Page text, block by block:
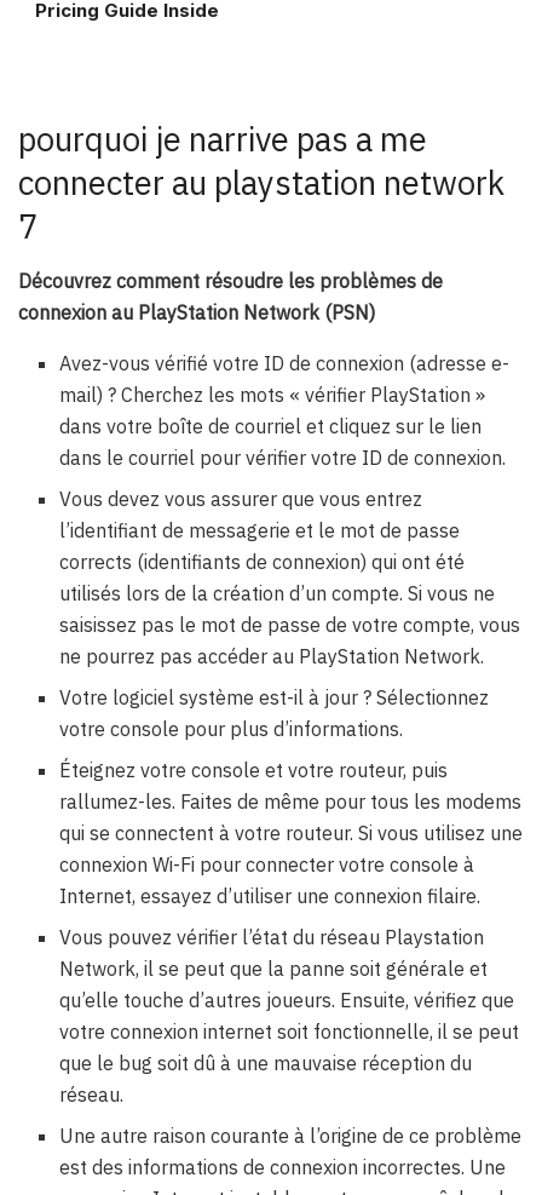
Pricing Guide Inside
pourquoi je narrive pas a me
connecter au playstation network
7
Découvrez comment résoudre les problèmes de
connexion au PlayStation Network (PSN)
Avez-vous vérifié votre ID de connexion (adresse e-
mail) ? Cherchez les mots « vérifier PlayStation »
dans votre boîte de courriel et cliquez sur le lien
dans le courriel pour vérifier votre ID de connexion.
Vous devez vous assurer que vous entrez
l’identifiant de messagerie et le mot de passe
corrects (identifiants de connexion) qui ont été
utilisés lors de la création d’un compte. Si vous ne
saisissez pas le mot de passe de votre compte, vous
ne pourrez pas accéder au PlayStation Network.
Votre logiciel système est-il à jour ? Sélectionnez
votre console pour plus d’informations.
Éteignez votre console et votre routeur, puis
rallumez-les. Faites de même pour tous les modems
qui se connectent à votre routeur. Si vous utilisez une
connexion Wi-Fi pour connecter votre console à
Internet, essayez d’utiliser une connexion filaire.
Vous pouvez vérifier l’état du réseau Playstation
Network, il se peut que la panne soit générale et
qu’elle touche d’autres joueurs. Ensuite, vérifiez que
votre connexion internet soit fonctionnelle, il se peut
que le bug soit dû à une mauvaise réception du
réseau.
Une autre raison courante à l’origine de ce problème
est des informations de connexion incorrectes. Une